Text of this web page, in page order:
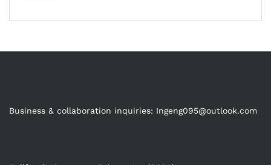
Business & collaboration inquiries: Ingeng095@outlook.com